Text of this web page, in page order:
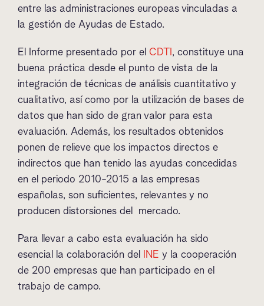
entre las administraciones europeas vinculadas a
la gestión de Ayudas de Estado.
El Informe presentado por el CDTI, constituye una
buena práctica desde el punto de vista de la
integración de técnicas de análisis cuantitativo y
cualitativo, así como por la utilización de bases de
datos que han sido de gran valor para esta
evaluación. Además, los resultados obtenidos
ponen de relieve que los impactos directos e
indirectos que han tenido las ayudas concedidas
en el periodo 2010-2015 a las empresas
españolas, son suficientes, relevantes y no
producen distorsiones del mercado.
Para llevar a cabo esta evaluación ha sido
esencial la colaboración del INE y la cooperación
de 200 empresas que han participado en el
trabajo de campo.